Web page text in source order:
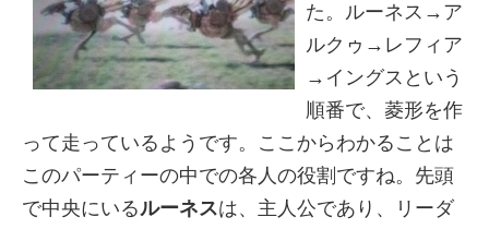
た。ルーネス→ア
ルクゥ→レフィア
→イングスという
順番で、菱形を作
って走っているようです。ここからわかることは
このパーティーの中での各人の役割ですね。先頭
で中央にいるルーネスは、主人公であり、リーダ